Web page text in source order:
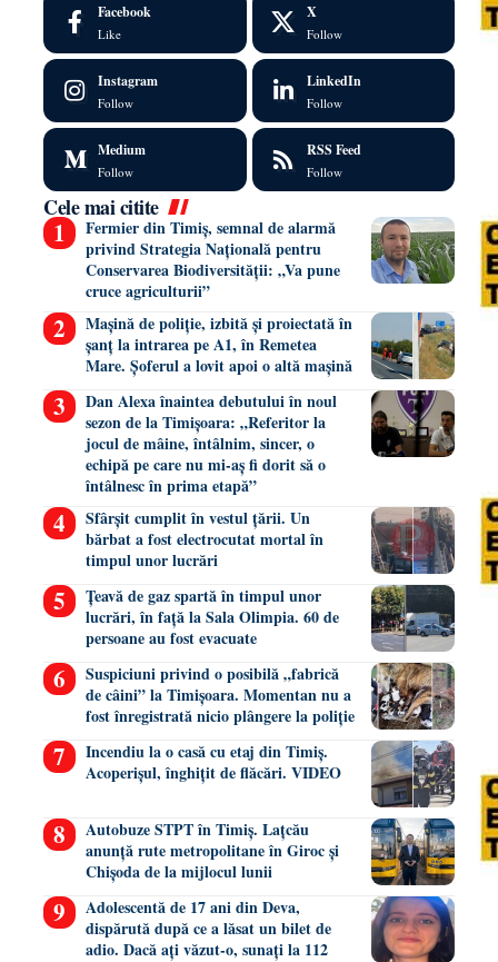
Facebook
Like
X
Follow
Instagram
Follow
LinkedIn
Follow
Medium
Follow
RSS Feed
Follow
Cele mai citite
Fermier din Timiș, semnal de alarmă
privind Strategia Națională pentru
Conservarea Biodiversității: „Va pune
cruce agriculturii”
Mașină de poliție, izbită și proiectată în
șanț la intrarea pe A1, în Remetea
Mare. Șoferul a lovit apoi o altă mașină
Dan Alexa înaintea debutului în noul
sezon de la Timișoara: „Referitor la
jocul de mâine, întâlnim, sincer, o
echipă pe care nu mi-aș fi dorit să o
întâlnesc în prima etapă”
Sfârșit cumplit în vestul țării. Un
bărbat a fost electrocutat mortal în
timpul unor lucrări
Țeavă de gaz spartă în timpul unor
lucrări, în față la Sala Olimpia. 60 de
persoane au fost evacuate
Suspiciuni privind o posibilă „fabrică
de câini” la Timișoara. Momentan nu a
fost înregistrată nicio plângere la poliție
Incendiu la o casă cu etaj din Timiș.
Acoperișul, înghițit de flăcări. VIDEO
Autobuze STPT în Timiș. Lațcău
anunță rute metropolitane în Giroc și
Chișoda de la mijlocul lunii
Adolescentă de 17 ani din Deva,
dispărută după ce a lăsat un bilet de
adio. Dacă ați văzut-o, sunați la 112